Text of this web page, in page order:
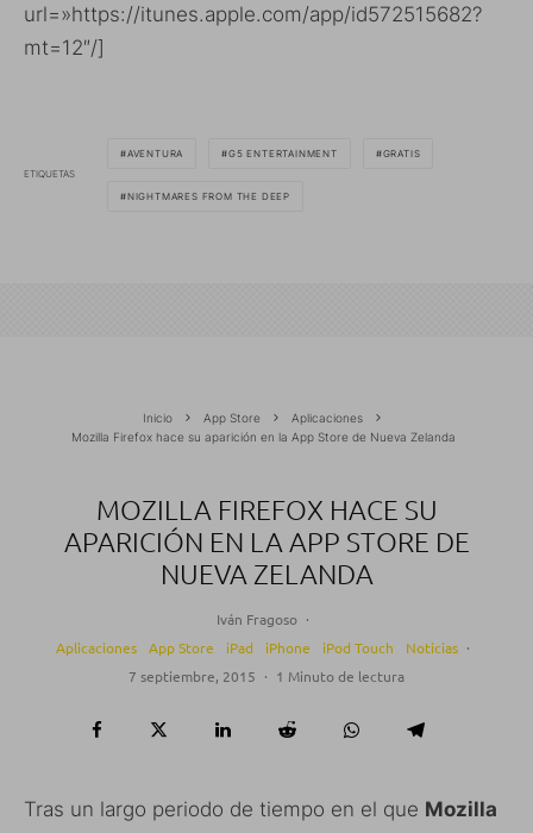
url=»https://itunes.apple.com/app/id572515682?
mt=12″/]
ETIQUETAS
AVENTURA G5 ENTERTAINMENT GRATIS
NIGHTMARES FROM THE DEEP
Inicio App Store
Aplicaciones
Mozilla Firefox hace su aparición en la App Store de Nueva Zelanda
MOZILLA FIREFOX HACE SU
APARICIÓN EN LA APP STORE DE
NUEVA ZELANDA
Iván Fragoso ·
Aplicaciones
App Store iPad iPhone iPod Touch Noticias ·
7 septiembre, 2015 · 1 Minuto de lectura
Tras un largo periodo de tiempo en el que Mozilla